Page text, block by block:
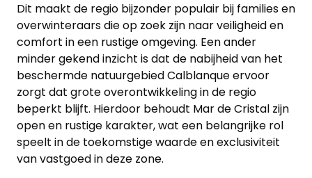
Dit maakt de regio bijzonder populair bij families en
overwinteraars die op zoek zijn naar veiligheid en
comfort in een rustige omgeving. Een ander
minder gekend inzicht is dat de nabijheid van het
beschermde natuurgebied Calblanque ervoor
zorgt dat grote overontwikkeling in de regio
beperkt blijft. Hierdoor behoudt Mar de Cristal zijn
open en rustige karakter, wat een belangrijke rol
speelt in de toekomstige waarde en exclusiviteit
van vastgoed in deze zone.